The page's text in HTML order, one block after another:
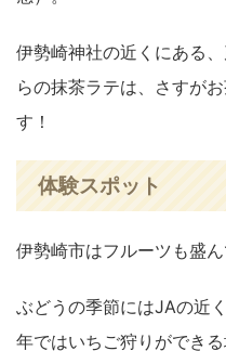
伊勢崎神社の近くにある
らの抹茶ラテは、さすが
す！
体験スポット
伊勢崎市はフルーツも盛ん
ぶどうの季節にはJAの近
年ではいちご狩りができる